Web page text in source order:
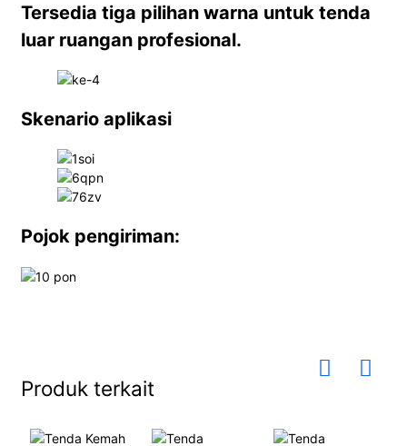
Tersedia tiga pilihan warna untuk tenda
luar ruangan profesional.
Skenario aplikasi
Pojok pengiriman:
Produk terkait